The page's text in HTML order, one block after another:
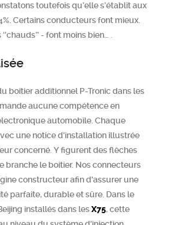
toutefois qu’elle s’établit aux
Certains conducteurs font mieux.
- font moins bien… .
boitier additionnel P-Tronic dans les
aucune compétence en
automobile. Chaque
une notice d'installation illustrée
concerné. Y figurent des flèches
branche le boitier. Nos connecteurs
constructeur afin d'assurer une
parfaite, durable et sûre. Dans le
installés dans lesX75, cette